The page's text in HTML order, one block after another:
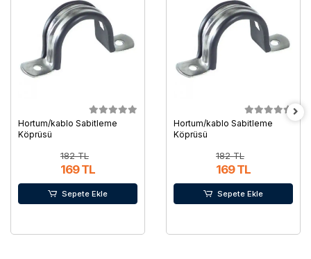
Hortum/kablo Sabitleme
Köprüsü
182 TL
169 TL
Sepete Ekle
Hortum/kablo Sabitleme
Köprüsü
182 TL
169 TL
Sepete Ekle